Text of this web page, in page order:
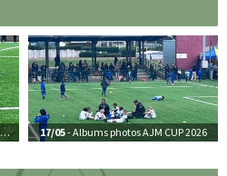
17/05- Albums photos AJM CUP 2026